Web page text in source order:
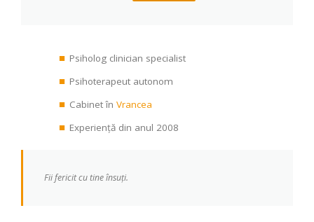
Psiholog clinician specialist
Psihoterapeut autonom
Cabinet în Vrancea
Experiență din anul 2008
Fii fericit cu tine însuți.